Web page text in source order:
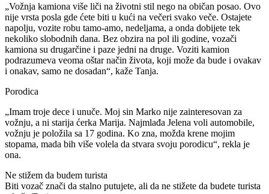
„Vožnja kamiona više liči na životni stil nego na običan posao. Ovo
nije vrsta posla gde ćete biti u kući na večeri svako veče. Ostajete
napolju, vozite robu tamo-amo, nedeljama, a onda dobijete tek
nekoliko slobodnih dana. Bez obzira na pol ili godine, vozači
kamiona su drugarčine i paze jedni na druge. Voziti kamion
podrazumeva veoma oštar način života, koji može da bude i ovakav
i onakav, samo ne dosadan“, kaže Tanja.
Porodica
„Imam troje dece i unuče. Moj sin Marko nije zainteresovan za
vožnju, a ni starija ćerka Marija. Najmlađa Jelena voli automobile,
vožnju je položila sa 17 godina. Ko zna, možda krene mojim
stopama, mada bih više volela da stvara svoju porodicu“, rekla je
ona.
Ne stižem da budem turista
Biti vozač znači da stalno putujete, ali da ne stižete da budete turista